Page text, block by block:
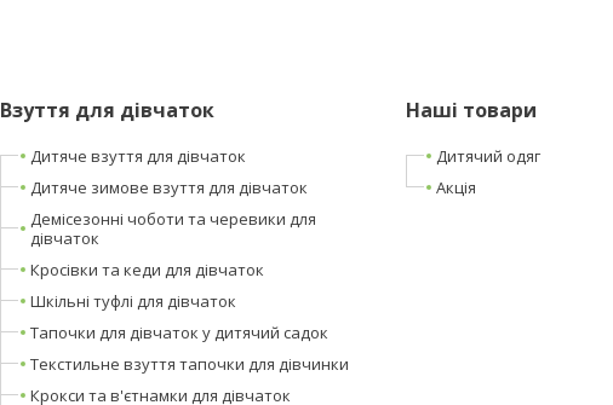
Взуття для дівчаток
Дитяче взуття для дівчаток
Дитяче зимове взуття для дівчаток
Демісезонні чоботи та черевики для
дівчаток
Кросівки та кеди для дівчаток
Шкільні туфлі для дівчаток
Тапочки для дівчаток у дитячий садок
Текстильне взуття тапочки для дівчинки
Крокси та в'єтнамки для дівчаток
Наші товари
Дитячий одяг
Акція